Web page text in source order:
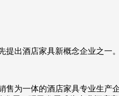
出酒店家具新概念企业之一。
为一体的酒店家具专业生产